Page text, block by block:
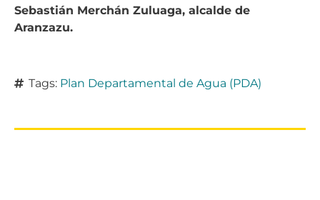
Sebastián Merchán Zuluaga, alcalde de
Aranzazu.
Tags: Plan Departamental de Agua (PDA)